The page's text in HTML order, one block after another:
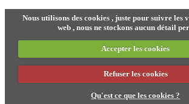
Nous utilisons des cookies , juste pour suivre les
web , nous ne stockons aucun détail
Accepter les cookies
Refuser les cookies
Qu'est ce que les cookies ?